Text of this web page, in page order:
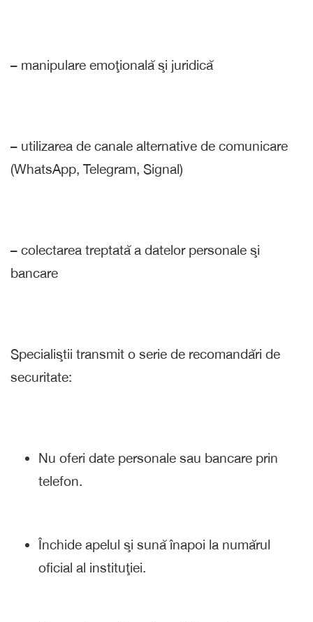
– manipulare emoţională şi juridică
– utilizarea de canale alternative de comunicare
(WhatsApp, Telegram, Signal)
– colectarea treptată a datelor personale şi
bancare
Specialiştii transmit o serie de recomandări de
securitate:
Nu oferi date personale sau bancare prin
telefon.
Închide apelul şi sună înapoi la numărul
oficial al instituţiei.